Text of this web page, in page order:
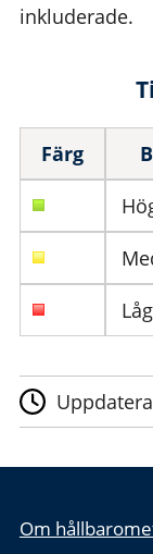
inkluderade.
Färg
Om